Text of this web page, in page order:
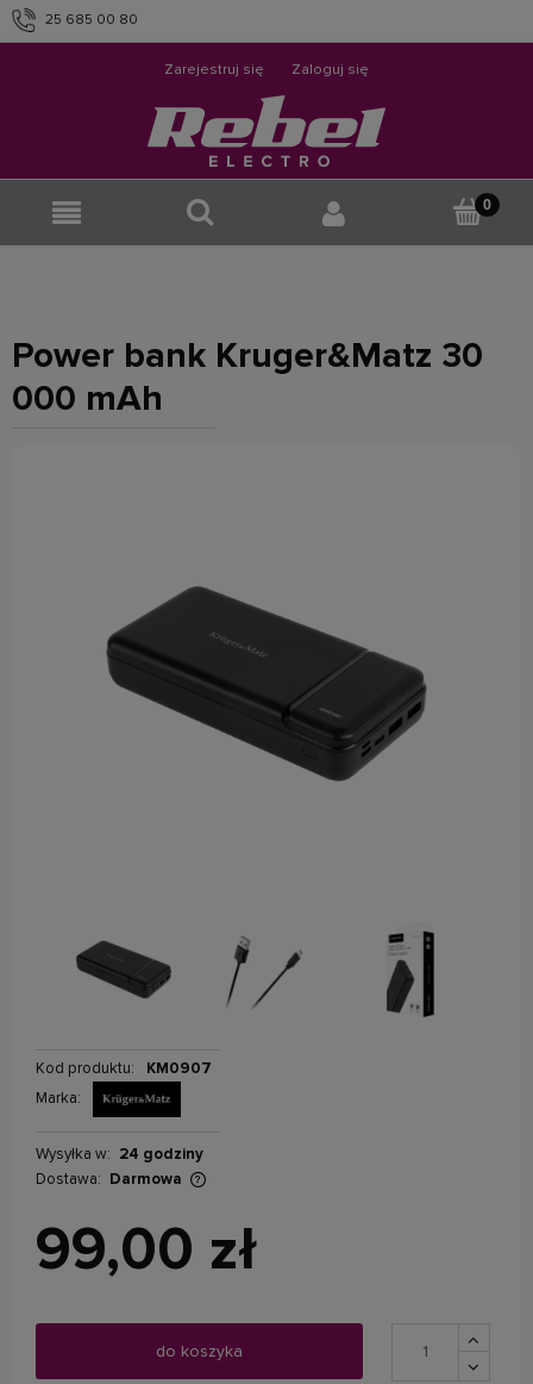
25 685 00 80
info@rebelelectro.com
Zarejestruj się Zaloguj się
Power bank Kruger&Matz 30
000 mAh
Kod produktu:
KM0907
Marka:
Wysyłka w:
24 godziny
Dostawa:
Darmowa
99,00 zł
do koszyka